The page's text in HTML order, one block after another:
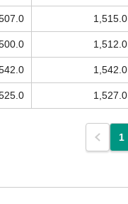
1,515.0
1,512.0
1,542.0
1,527.0
1